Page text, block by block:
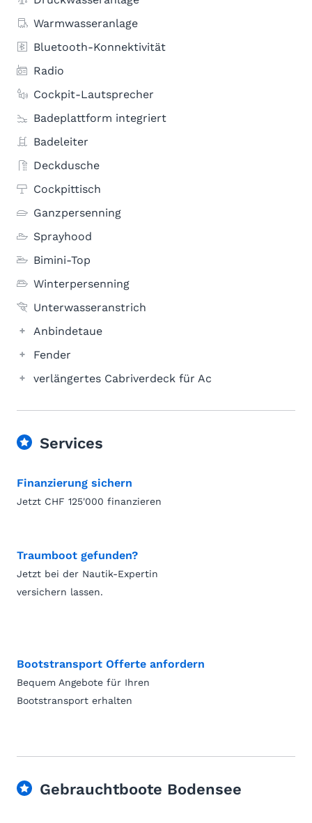
Warmwasseranlage
Bluetooth-Konnektivität
Radio
Cockpit-Lautsprecher
Badeplattform integriert
Badeleiter
Deckdusche
Cockpittisch
Ganzpersenning
Sprayhood
Bimini-Top
Winterpersenning
Unterwasseranstrich
Anbindetaue
Fender
verlängertes Cabriverdeck für Ac
Services
Finanzierung sichern
Jetzt CHF 125'000 finanzieren
Traumboot gefunden?
Jetzt bei der Nautik-Expertin
versichern lassen.
Bootstransport Offerte anfordern
Bequem Angebote für Ihren
Bootstransport erhalten
Gebrauchtboote Bodensee